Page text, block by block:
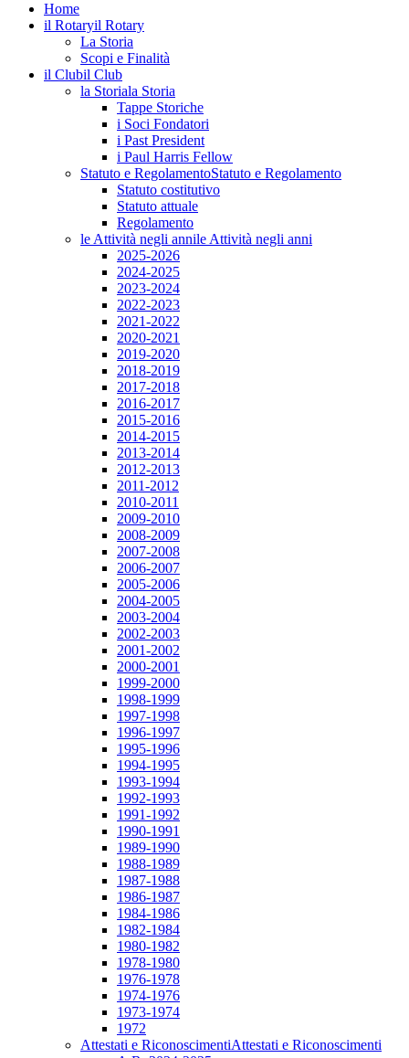
Home
il Rotaryil Rotary
La Storia
Scopi e Finalità
il Clubil Club
la Storiala Storia
Tappe Storiche
i Soci Fondatori
i Past President
i Paul Harris Fellow
Statuto e RegolamentoStatuto e Regolamento
Statuto costitutivo
Statuto attuale
Regolamento
le Attività negli annile Attività negli anni
2025-2026
2024-2025
2023-2024
2022-2023
2021-2022
2020-2021
2019-2020
2018-2019
2017-2018
2016-2017
2015-2016
2014-2015
2013-2014
2012-2013
2011-2012
2010-2011
2009-2010
2008-2009
2007-2008
2006-2007
2005-2006
2004-2005
2003-2004
2002-2003
2001-2002
2000-2001
1999-2000
1998-1999
1997-1998
1996-1997
1995-1996
1994-1995
1993-1994
1992-1993
1991-1992
1990-1991
1989-1990
1988-1989
1987-1988
1986-1987
1984-1986
1982-1984
1980-1982
1978-1980
1976-1978
1974-1976
1973-1974
1972
Attestati e RiconoscimentiAttestati e Riconoscimenti